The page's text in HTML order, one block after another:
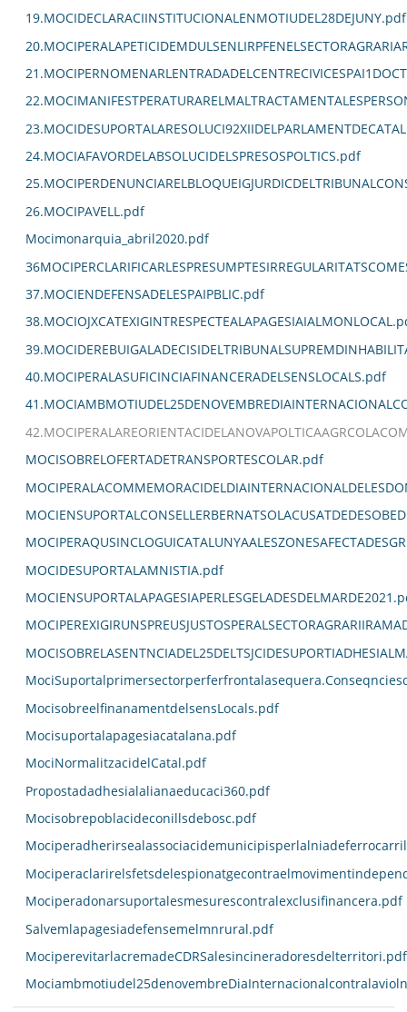
19.MOCIDECLARACIINSTITUCIONALENMOTIUDEL28DEJUNY.pdf
24.MOCIAFAVORDELABSOLUCIDELSPRESOSPOLTICS.pdf
26.MOCIPAVELL.pdf
Mocimonarquia_abril2020.pdf
37.MOCIENDEFENSADELESPAIPBLIC.pdf
40.MOCIPERALASUFICINCIAFINANCERADELSENSLOCALS.pdf
MOCISOBRELOFERTADETRANSPORTESCOLAR.pdf
MOCIDESUPORTALAMNISTIA.pdf
MocisobreelfinanamentdelsensLocals.pdf
Mocisuportalapagesiacatalana.pdf
MociNormalitzacidelCatal.pdf
Propostadadhesialalianaeducaci360.pdf
Mocisobrepoblacideconillsdebosc.pdf
Mociperadonarsuportalesmesurescontralexclusifinancera.pdf
Salvemlapagesiadefensemelmnrural.pdf
MociperevitarlacremadeCDRSalesincineradoresdelterritori.pdf